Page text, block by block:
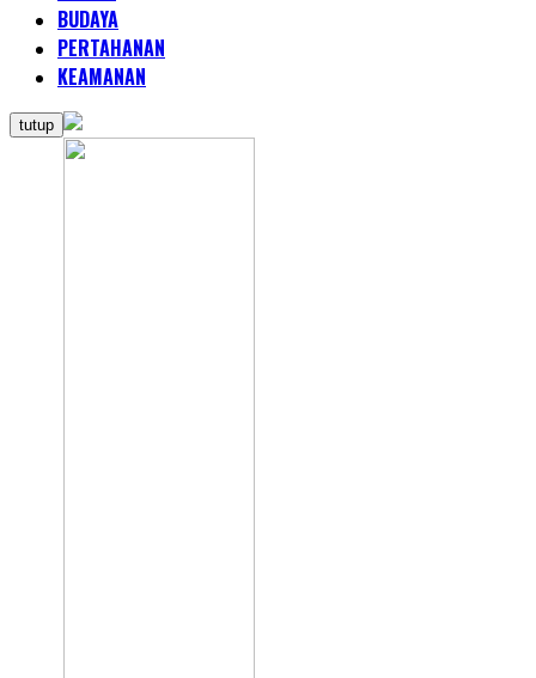
BUDAYA
PERTAHANAN
KEAMANAN
tutup